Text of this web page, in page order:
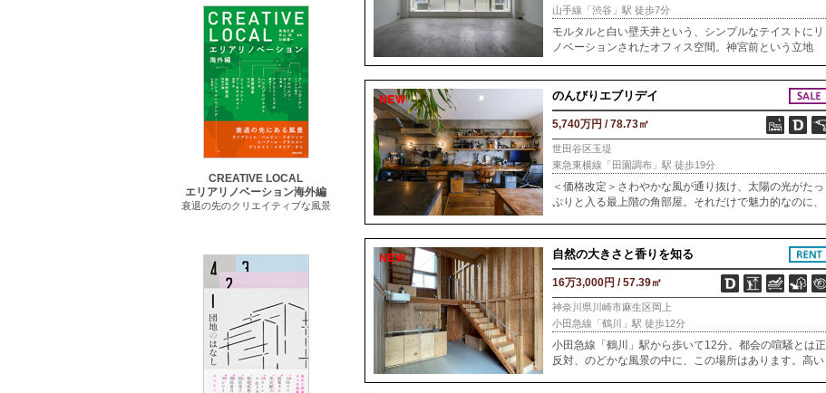
山手線「渋谷」駅 徒歩7分
モルタルと白い壁天井という、シンプルなテイストにリ
ノベーションされたオフィス空間。神宮前という立地
と、開放感のある眺めが、素朴な室内の魅力を一層引き
立ててくれています。特徴はなんと言ってもレトロな雰
囲
のんびりエブリデイ
5,740万円 / 78.73㎡
世田谷区玉堤
東急東横線「田園調布」駅 徒歩19分
＜価格改定＞さわやかな風が通り抜け、太陽の光がたっ
ぷりと入る最上階の角部屋。それだけで魅力的なのに、
自然の大きさと香りを知る
16万3,000円 / 57.39㎡
神奈川県川崎市麻生区岡上
小田急線「鶴川」駅 徒歩12分
小田急線「鶴川」駅から歩いて12分。都会の喧騒とは正
反対、のどかな風景の中に、この場所はあります。高い
CREATIVE LOCAL
エリアリノベーション海外編
衰退の先のクリエイティブな風景